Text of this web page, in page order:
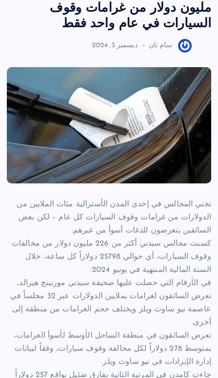
مليون دولار من غرامات وقوف
السيارات في عام واحد فقط
سام نان ديسمبر 3, 2024
تجني المجالس في إحدى المدن الأسترالية مئات الملايين من
الدولارات من غرامات وقوف السيارات كل عام – لكن بعض
السائقين يتعرضون للدغات أسوأ من غيرهم.
كسبت مجالس سيدني أكثر من 226 مليون دولار من مخالفات
وقوف السيارات، أي حوالي 25798 دولاراً كل ساعة، خلال
السنة المالية المنتهية في يونيو 2024.
في الأرقام التي حصلت عليها صحيفة سيدني مورنينج هيرالد،
تعرض السائقون لغرامات بملايين الدولارات عبر 32 مجلساً في
عاصمة نيو ساوث ويلز ويختلف حجم الغرامات من منطقة إلى
أخرى.
تعرض السائقون في منطقة الساحل الأوسط لأسوأ الغرامات،
بمتوسط ​​278 دولاراً لكل مخالفة وقوف سيارات، وفقاً لبيانات
إدارة الإيرادات في نيو ساوث ويلز.
جاءت كامدن في المرتبة الثانية بفارق ضئيل بواقع 257 دولاراً